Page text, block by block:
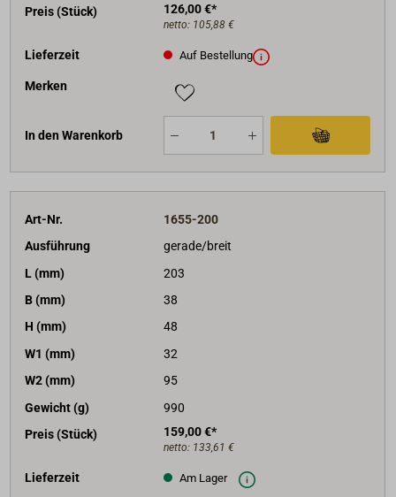
Preis (Stück)
126,00 €*
netto: 105,88 €
Lieferzeit Auf Bestellung
Merken
In den Warenkorb
Art-Nr.
1655-200
Ausführung
gerade/breit
L (mm)
203
B (mm)
38
H (mm)
48
W1 (mm)
32
W2 (mm)
95
Gewicht (g)
990
Preis (Stück)
159,00 €*
netto: 133,61 €
Lieferzeit Am Lager